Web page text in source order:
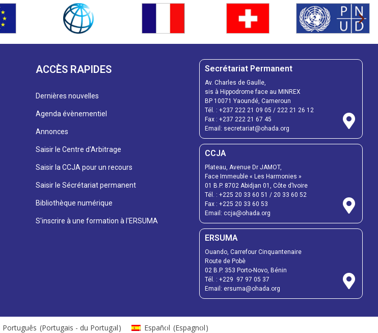
ACCÈS RAPIDES
Dernières nouvelles
Agenda évènementiel
Annonces
Saisir le Centre d'Arbitrage
Saisir la CCJA pour un recours
Saisir le Sécrétariat permanent
Bibliothèque numérique
S'inscrire à une formation à l'ERSUMA
Secrétariat Permanent
Av. Charles de Gaulle,
sis à Hippodrome face au MINREX
BP 10071 Yaoundé, Cameroun
Tél. : +237 222 21 09 05 / 222 21 26 12
Fax : +237 222 21 67 45
Email: secretariat@ohada.org
CCJA
Plateau, Avenue Dr JAMOT,
Face Immeuble « Les Harmonies »
01 B.P. 8702 Abidjan 01, Côte d’Ivoire
Tél. : +225 20 33 60 51 / 20 33 60 52
Fax : +225 20 33 60 53
Email: ccja@ohada.org
ERSUMA
Ouando, Carrefour Cinquantenaire
Route de Pobè
02 B.P. 353 Porto-Novo, Bénin
Tél. : +229 97 97 05 37
Email: ersuma@ohada.org
Português (Portugais - du Portugal) Español (Espagnol)